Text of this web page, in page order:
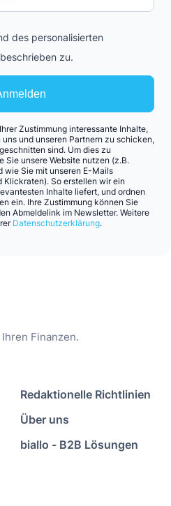
des personalisierten
zu.
Zustimmung interessante Inhalte,
und unseren Partnern zu schicken,
sind. Um dies zu
Sie unsere Website nutzen (z.B.
wie Sie mit unseren E-Mails
Klickraten). So erstellen wir ein
Inhalte liefert, und ordnen
ein. Ihre Zustimmung können Sie
Abmeldelink im Newsletter. Weitere
Datenschutzerklärung.
Finanzen.
Redaktionelle Richtlinien
Über uns
biallo - B2B Lösungen